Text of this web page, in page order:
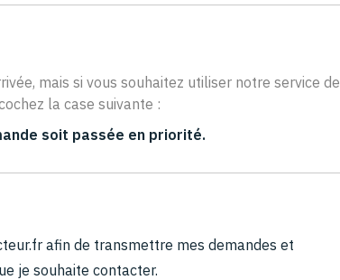
mais si vous souhaitez utiliser notre service de
la case suivante :
soit passée en priorité.
afin de transmettre mes demandes et
je souhaite contacter.